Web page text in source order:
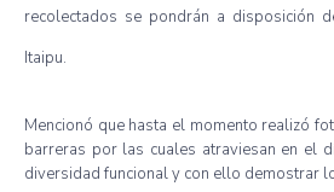
recolectados se pondrán a disposición
Itaipu.
Mencionó que hasta el momento realizó
barreras por las cuales atraviesan en el
diversidad funcionaly con ello demostrar